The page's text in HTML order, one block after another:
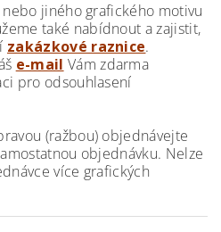
jiného grafického motivu
také nabídnout a zajistit,
zakázkové raznice.
e-mail Vám zdarma
pro odsouhlasení
(ražbou) objednávejte
objednávku. Nelze
více grafických